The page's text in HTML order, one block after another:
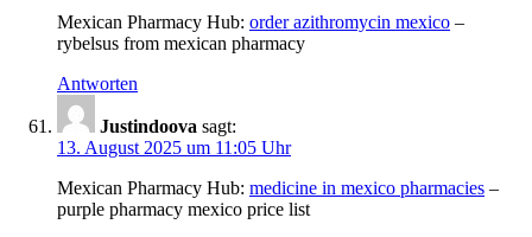
Mexican Pharmacy Hub: order azithromycin mexico –
rybelsus from mexican pharmacy
Antworten
Justindoova sagt:
13. August 2025 um 11:05 Uhr
Mexican Pharmacy Hub: medicine in mexico pharmacies –
purple pharmacy mexico price list